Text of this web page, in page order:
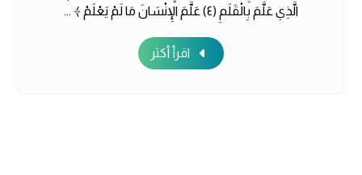
الَّذِي عَلَّمَ بِالْقَلَمِ (٤) عَلَّمَ الإِنْسَانَ مَا لَمْ يَعْلَمْ ﴾ ...
اقرأ أكثر